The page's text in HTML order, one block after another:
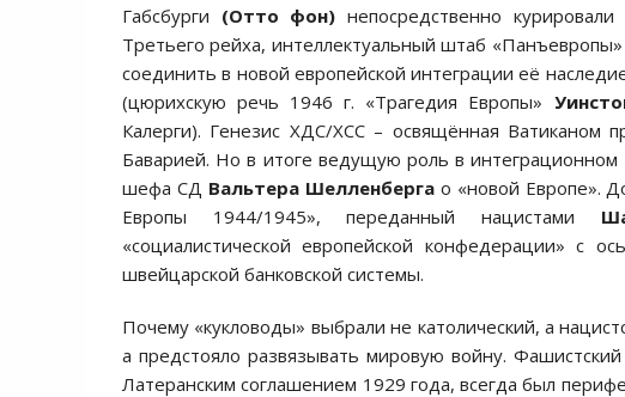
Габсбурги (Отто фон) непосредственно
Третьего рейха, интеллектуальный штаб
соединить в новой европейской интеграции её
(цюрихскую речь 1946 г. «Трагедия Европы»
Калерги). Генезис ХДС/ХСС – освящённая Ватиканом
Баварией. Но в итоге ведущую роль в
шефа СД Вальтера Шелленбергао «новой Европе».
Европы 1944/1945», переданный нацистами
«социалистической европейской конфедерации» с
швейцарской банковской системы.
Почему «кукловоды» выбрали не католический, а
а предстояло развязывать мировую войну. Фашистский
Латеранским соглашением 1929 года, всегда был